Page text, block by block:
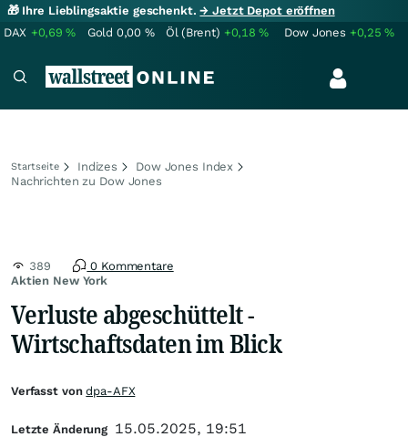
🎁 Ihre Lieblingsaktie geschenkt.→ Jetzt Depot eröffnen
DAX +0,69% Gold 0,00 % Öl (Brent) +0,18% Dow Jones +0,25%
Startseite Indizes
Dow Jones Index
Nachrichten zu Dow Jones
Aktien New York
389 0 Kommentare
Verluste abgeschüttelt -
Wirtschaftsdaten im Blick
Verfasst vondpa-AFX
Letzte Änderung 15.05.2025, 19:51